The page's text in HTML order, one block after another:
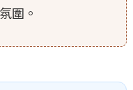
圍。